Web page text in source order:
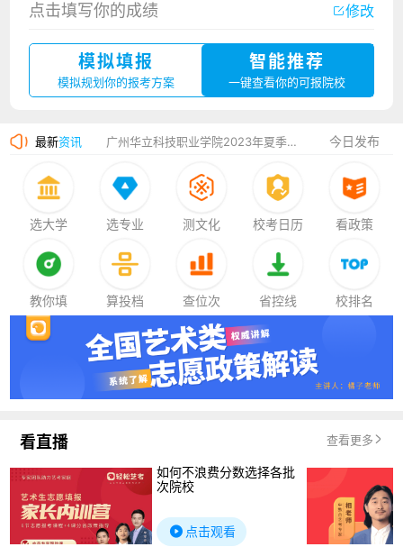
点击填写你的成绩 修改
模拟填报
模拟规划你的报考方案
智能推荐
一键查看你的可报院校
最新资讯
香港中文大学（深圳）2023年夏季高考招生简章
广州华立科技职业学院2023年夏季高考招生简章
湛江幼儿师范专科学校2023年夏季高考招生简章
今日发布
选大学 选专业 测文化 校考日历 看政策
教你填 算投档 查位次 省控线 校排名
看直播 查看更多
如何不浪费分数选择各批
次院校
点击观看